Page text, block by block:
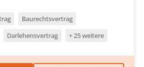
Baurechtsvertrag
Darlehensvertrag + 25 weitere